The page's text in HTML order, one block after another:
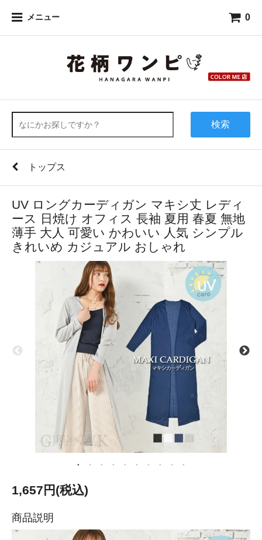
メニュー 0
検索
トップス
UV ロングカーディガン マキシ丈 レディ
ース 日焼け オフィス 長袖 夏用 春夏 無地
薄手 大人 可愛い かわいい 人気 シンプル
きれいめ カジュアル おしゃれ
1,657円(税込)
商品説明